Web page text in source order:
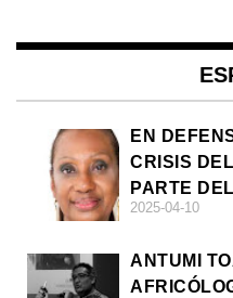
EN
CRISIS
PARTE
2025-04-10
ANTUMI